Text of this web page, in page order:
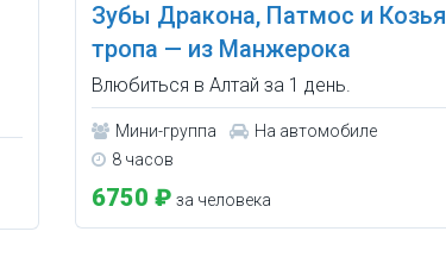
Зубы Дракона, Патмос и Козья
тропа — из Манжерока
Влюбиться в Алтай за 1 день.
Мини-группа
На автомобиле
8 часов
6750 ₽ за человека